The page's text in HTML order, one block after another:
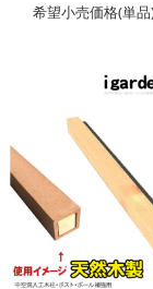
希望小売価格(単品